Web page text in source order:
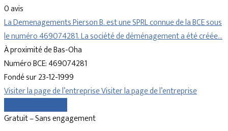
0 avis
La Demenagements Pierson B. est une SPRL connue de la BCE sous
le numéro 469074281. La société de déménagement a été créée…
À proximité de Bas-Oha
Numéro BCE: 469074281
Fondé sur 23-12-1999
Visiter la page de l’entrepriseVisiter la page de l’entreprise
Gratuit – Sans engagement